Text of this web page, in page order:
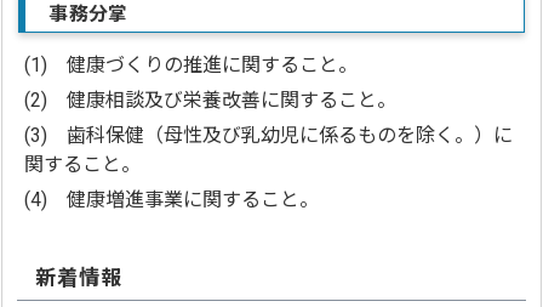
事務分掌
(1) 健康づくりの推進に関すること。
(2) 健康相談及び栄養改善に関すること。
(3) 歯科保健（母性及び乳幼児に係るものを除く。）に
関すること。
(4) 健康増進事業に関すること。
新着情報